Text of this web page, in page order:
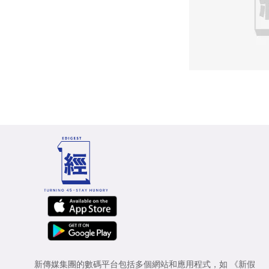
新傳媒集團的數碼平台包括多個網站和應用程式，如 《新假